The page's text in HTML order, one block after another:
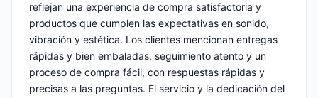
reflejan una experiencia de compra satisfactoria y
productos que cumplen las expectativas en sonido,
vibración y estética. Los clientes mencionan entregas
rápidas y bien embaladas, seguimiento atento y un
proceso de compra fácil, con respuestas rápidas y
precisas a las preguntas. El servicio y la dedicación del